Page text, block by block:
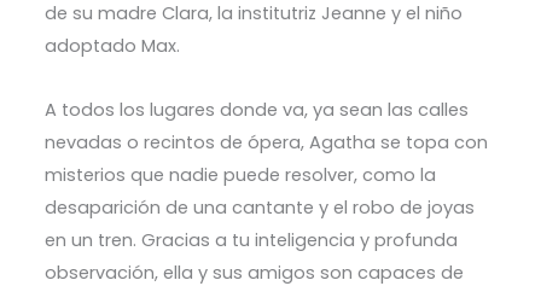
de su madre Clara, la institutriz Jeanne y el niño
adoptado Max.
A todos los lugares donde va, ya sean las calles
nevadas o recintos de ópera, Agatha se topa con
misterios que nadie puede resolver, como la
desaparición de una cantante y el robo de joyas
en un tren. Gracias a tu inteligencia y profunda
observación, ella y sus amigos son capaces de